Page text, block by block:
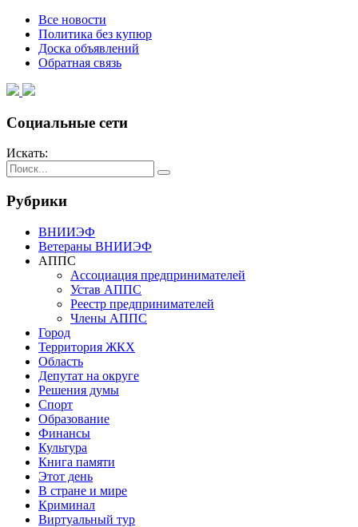
Все новости
Политика без купюр
Доска объявлений
Обратная связь
Социальные сети
Искать:
Рубрики
ВНИИЭФ
Ветераны ВНИИЭФ
АППС
Ассоциация предпринимателей
Устав АППС
Реестр предпринимателей
Члены АППС
Город
Территория ЖКХ
Область
Депутат на округе
Решения думы
Спорт
Образование
Финансы
Культура
Книга памяти
Этот день
В стране и мире
Криминал
Виртуальный тур